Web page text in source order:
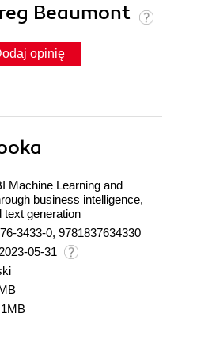
Beaumont
opinię
Machine Learning and
business intelligence,
text generation
3433-0, 9781837634330
2023-05-31